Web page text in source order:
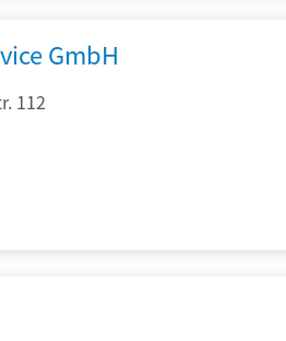
GmbH
112